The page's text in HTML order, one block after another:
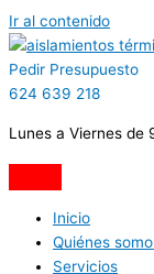
Ir al contenido
Pedir Presupuesto
624 639 218
Lunes a Viernes de
Inicio
Quiénes
Servicios